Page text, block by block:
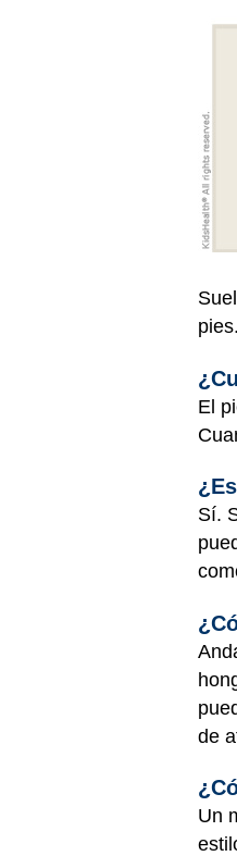
El
Sí.
de
Un